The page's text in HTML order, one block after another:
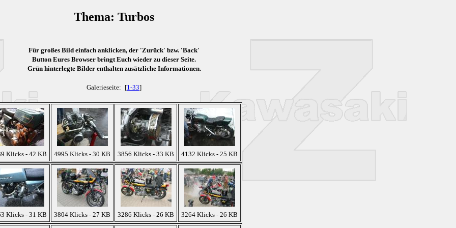
Thema: Turbos
Für großes Bild einfach anklicken, der 'Zurück' bzw. 'Back'
Button Eures Browser bringt Euch wieder zu dieser Seite.
Grünhinterlegte Bilder enthalten zusätzliche Informationen.
Galerieseite: [1-33]
Klicks - 42 KB 4995 Klicks - 30 KB 3856 Klicks - 33 KB 4132 Klicks - 25 KB
Klicks - 31 KB 3804 Klicks - 27 KB 3286 Klicks - 26 KB 3264 Klicks - 26 KB